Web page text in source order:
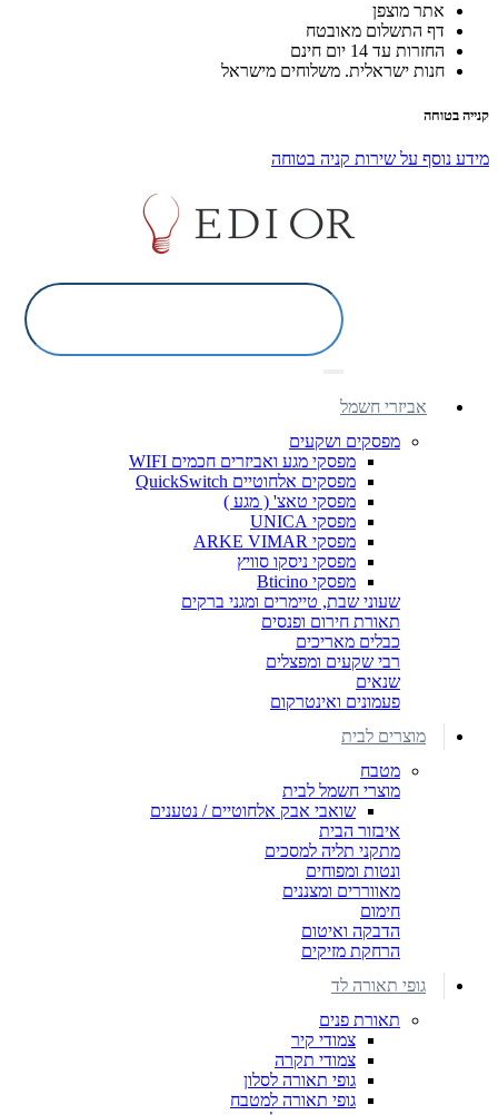
אתר מוצפן
דף התשלום מאובטח
החזרות עד 14 יום חינם
חנות ישראלית. משלוחים מישראל
קנייה בטוחה
מידע נוסף על שירות קניה בטוחה
אביזרי חשמל
מפסקים ושקעים
מפסקי מגע ואביזרים חכמים WIFI
מפסקים אלחוטיים QuickSwitch
מפסקי טאצ' ( מגע )
מפסקי UNICA
מפסקי ARKE VIMAR
מפסקי ניסקו סוויץ
מפסקי Bticino
שעוני שבת, טיימרים ומגני ברקים
תאורת חירום ופנסים
כבלים מאריכים
רבי שקעים ומפצלים
שנאים
פעמונים ואינטרקום
מוצרים לבית
מטבח
מוצרי חשמל לבית
שואבי אבק אלחוטיים / נטענים
איבזור הבית
מתקני תליה למסכים
ונטות ומפוחים
מאווררים ומצננים
חימום
הדבקה ואיטום
הרחקת מזיקים
גופי תאורה לד
תאורת פנים
צמודי קיר
צמודי תקרה
גופי תאורה לסלון
גופי תאורה למטבח